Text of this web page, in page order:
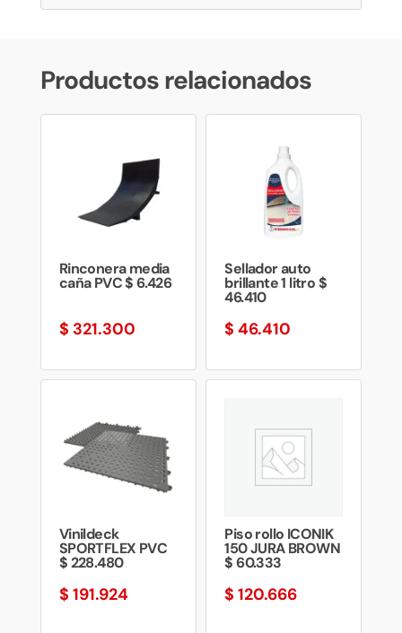
Productos relacionados
Rinconera media
caña PVC $ 6.426
$ 321.300
Sellador auto
brillante 1 litro $
46.410
$ 46.410
Vinildeck
SPORTFLEX PVC
$ 228.480
$ 191.924
Piso rollo ICONIK
150 JURA BROWN
$ 60.333
$ 120.666